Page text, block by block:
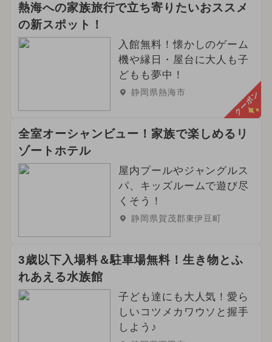
熱海への家族旅行で立ち寄りたいおススメ
の新スポット！
入館無料！懐かしのゲーム
機や縁日・屋台に大人も子
どもも夢中！
静岡県熱海市 クーポン
全室オーシャンビュー！家族で楽しめるリ
ゾートホテル
屋内プールやジャングルス
パ、キッズルームで遊び尽
くそう！
静岡県賀茂郡東伊豆町
3歳以下入場料＆駐車場無料！生き物とふ
れあえる水族館
子ども達にも大人気！愛ら
しいコツメカワウソと握手
しよう♪